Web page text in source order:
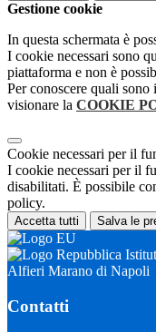
Gestione cookie
In questa schermata è
I cookie necessari sono
piattaforma e non è
Per conoscere quali
visionare la COOKIE
Cookie necessari per il
I cookie necessari per il
disabilitati. È possibile
policy.
Accetta tutti Salva le
Alfieri Marano di Napoli
Contatti